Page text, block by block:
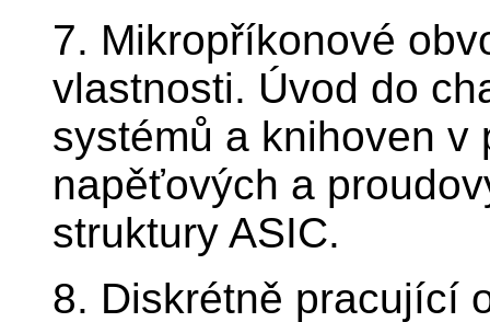
7. Mikropříkonové
vlastnosti. Úvod do
systémů a knihoven v
napěťových a
struktury ASIC.
8. Diskrétně pracující